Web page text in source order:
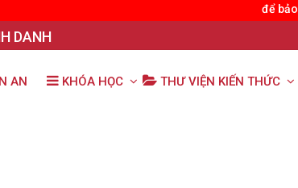
để
DANH
AN KHÓA HỌC THƯ VIỆN KIẾN THỨC